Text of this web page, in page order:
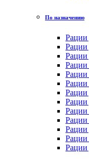
По назначению
Рации
Рации
Рации
Рации
Рации
Рации
Рации
Рации
Рации
Рации
Рации
Рации
Рации